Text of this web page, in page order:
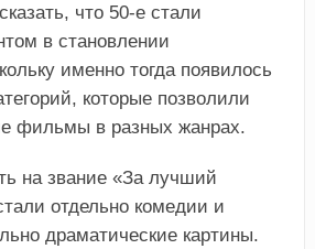
что 50-е стали
в становлении
именно тогда появилось
которые позволили
фильмы в разных жанрах.
на звание «За лучший
отдельно комедии и
драматические картины.